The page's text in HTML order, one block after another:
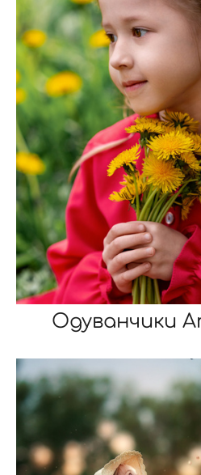
Одуванчики